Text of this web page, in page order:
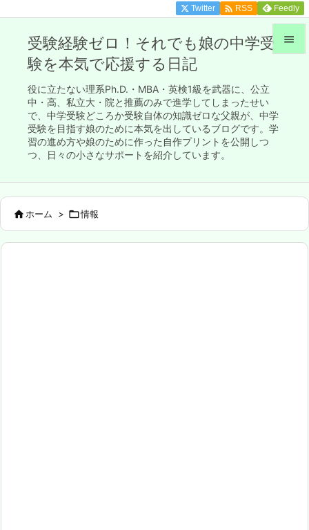
受験経験ゼロ！それでも娘の中学受
験を本気で応援する日記
役に立たない理系Ph.D.・MBA・英検1級を武器に、公立
中・高、私立大・院と推薦のみで進学してしまったせい
で、中学受験どころか受験自体の知識ゼロな父親が、中学
受験を目指す娘のために本気を出しているブログです。学
習の進め方や娘のために作った自作プリントを公開しつ
つ、日々の小さなサポートを紹介しています。

Twitter  RSS Feedly
ホーム > 情報